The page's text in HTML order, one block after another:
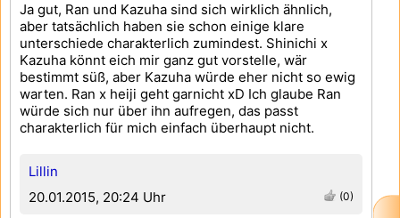
Lillin
20.01.2015, 20:24 Uhr
(0)
Ja gut, Ran und Kazuha sind sich wirklich ähnlich,
aber tatsächlich haben sie schon einige klare
unterschiede charakterlich zumindest. Shinichi x
Kazuha könnt eich mir ganz gut vorstelle, wär
bestimmt süß, aber Kazuha würde eher nicht so ewig
warten. Ran x heiji geht garnicht xD Ich glaube Ran
würde sich nur über ihn aufregen, das passt
charakterlich für mich einfach überhaupt nicht.